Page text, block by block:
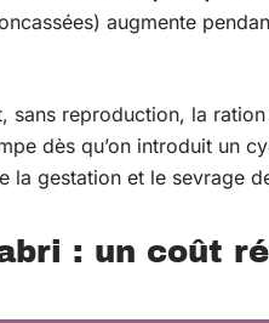
augmente
sans reproduction, la
dès qu’on introduit un
la gestation et le sevrage
: un coût